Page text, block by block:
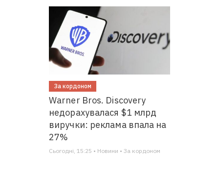
За кордоном
Warner Bros. Discovery
недорахувалася $1 млрд
виручки: реклама впала на
27%
Сьогодні, 15:25 • Новини • За кордоном